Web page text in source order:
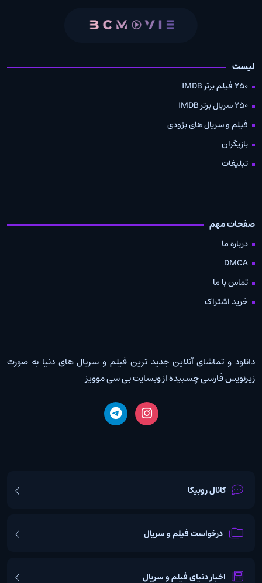
لیست
250 فیلم برتر IMDB
250 سریال برتر IMDB
فیلم و سریال های بزودی
بازیگران
تبلیغات
صفحات مهم
درباره ما
DMCA
تماس با ما
خرید اشتراک
دانلود و تماشای آنلاین جدید ترین فیلم و سریال های دنیا به صورت
زیرنویس فارسی چسبیده از وبسایت بی سی موویز
کانال روبیکا
درخواست فیلم و سریال
اخبار دنیای فیلم و سریال